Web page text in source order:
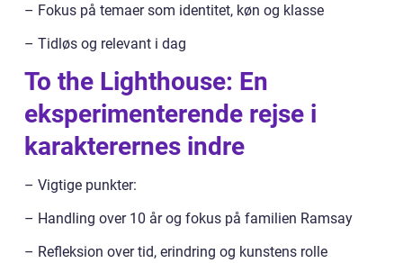
– Fokus på temaer som identitet, køn og klasse
– Tidløs og relevant i dag
To the Lighthouse: En
eksperimenterende rejse i
karakterernes indre
– Vigtige punkter:
– Handling over 10 år og fokus på familien Ramsay
– Refleksion over tid, erindring og kunstens rolle